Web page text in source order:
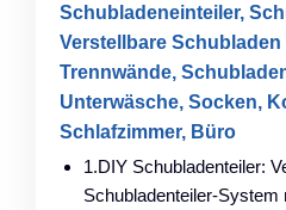
Schubladeneinteiler,
Verstellbare
Trennwände,
Unterwäsche, Socken,
Schlafzimmer, Büro
1.DIY Schubladenteiler:
Schubladenteiler-System